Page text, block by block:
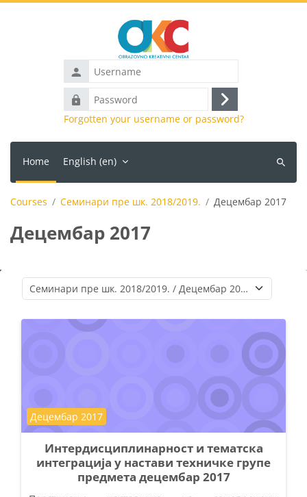
Username
Password
Log
in
Forgotten your username or password?
Home English ‎(en)‎
Search
courses
Courses Семинари пре шк. 2018/2019. Децембар 2017
Децембар 2017
Course categories
Интердисциплинарност и тематска
интеграција у настави техничке групе
предмета децембар 2017
Course category
Децембар 2017